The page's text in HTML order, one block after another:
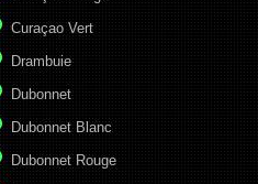
Curaçao Vert
Drambuie
Dubonnet
Dubonnet Blanc
Dubonnet Rouge